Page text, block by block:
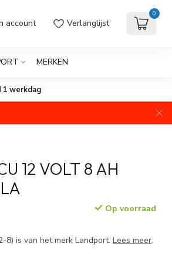
account Verlanglijst
0
MERKEN
1 werkdag
12 VOLT 8 AH
Op voorraad
8) is van het merk Landport.Lees meer.